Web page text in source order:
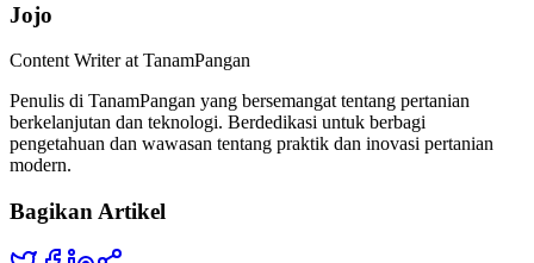
Jojo
Content Writer at TanamPangan
Penulis di TanamPangan yang bersemangat tentang pertanian
berkelanjutan dan teknologi. Berdedikasi untuk berbagi
pengetahuan dan wawasan tentang praktik dan inovasi pertanian
modern.
Bagikan Artikel